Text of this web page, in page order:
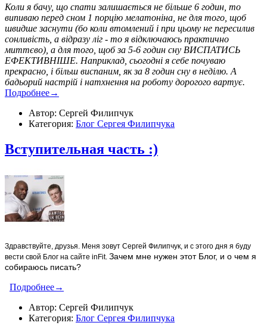
Коли я бачу, що спати залишається не більше 6 годин, то
випиваю перед сном 1 порцію мелатоніна, не для того, щоб
швидше заснути (бо коли втомлений і при цьому не пересилив
сонливість, а відразу ліг - то я відключаюсь практично
миттєво), а для того, щоб за 5-6 годин сну ВИСПАТИСЬ
ЕФЕКТИВНІШЕ. Наприклад, сьогодні я себе почуваю
прекрасно, і більш виспаним, як за 8 годин сну в неділю. А
бадьорий настрій і натхнення на роботу дорогого вартує.
Подробнее→
Автор: Сергей Филипчук
Категория: Блог Сергея Филипчука
Вступительная часть :)
Здравствуйте, друзья. Меня зовут Сергей Филипчук, и с этого дня я буду
вести свой Блог на сайте inFit. Зачем мне нужен этот Блог, и о чем я
собираюсь писать?
Подробнее→
Автор: Сергей Филипчук
Категория: Блог Сергея Филипчука